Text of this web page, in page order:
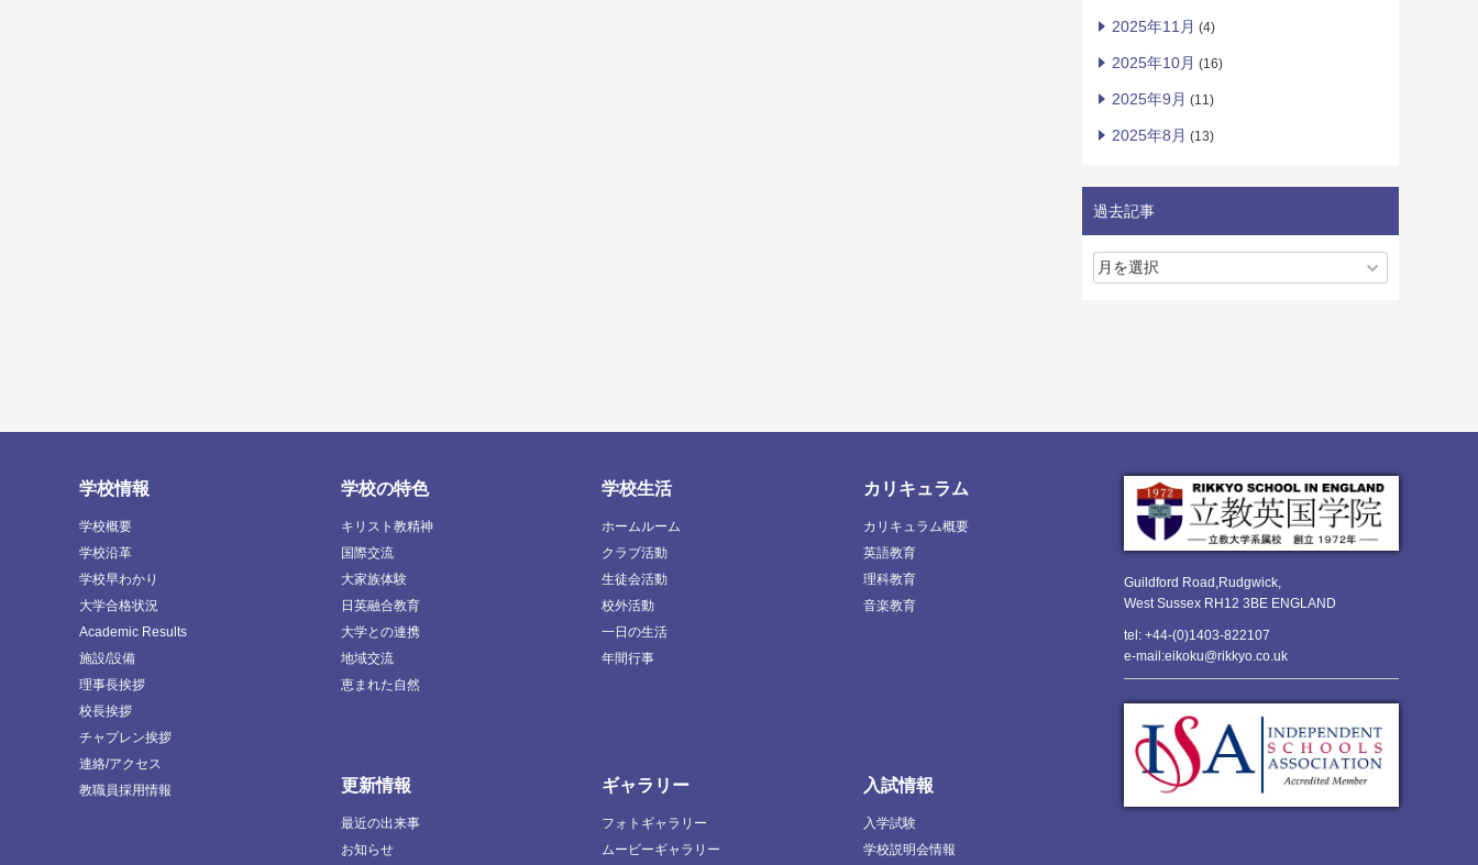
2025年11月 (4)
2025年10月 (16)
2025年9月 (11)
2025年8月 (13)
過去記事
Guildford Road,Rudgwick,
West Sussex RH12 3BE ENGLAND
tel: +44-(0)1403-822107
e-mail:eikoku@rikkyo.co.uk
学校情報
学校概要
学校沿革
学校早わかり
大学合格状況
Academic Results
施設/設備
理事長挨拶
校長挨拶
チャプレン挨拶
連絡/アクセス
教職員採用情報
学校の特色
キリスト教精神
国際交流
大家族体験
日英融合教育
大学との連携
地域交流
恵まれた自然
学校生活
ホームルーム
クラブ活動
生徒会活動
校外活動
一日の生活
年間行事
カリキュラム
カリキュラム概要
英語教育
理科教育
音楽教育
更新情報
最近の出来事
お知らせ
ギャラリー
フォトギャラリー
ムービーギャラリー
入試情報
入学試験
学校説明会情報